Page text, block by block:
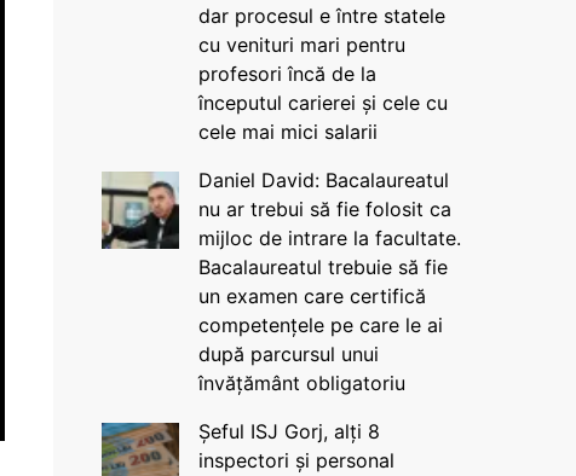
dar procesul e între statele
cu venituri mari pentru
profesori încă de la
începutul carierei și cele cu
cele mai mici salarii
Daniel David: Bacalaureatul
nu ar trebui să fie folosit ca
mijloc de intrare la facultate.
Bacalaureatul trebuie să fie
un examen care certifică
competențele pe care le ai
după parcursul unui
învățământ obligatoriu
Șeful ISJ Gorj, alți 8
inspectori și personal